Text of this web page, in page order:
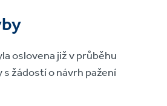
oslovena již v průběhu
žádostí o návrh pažení